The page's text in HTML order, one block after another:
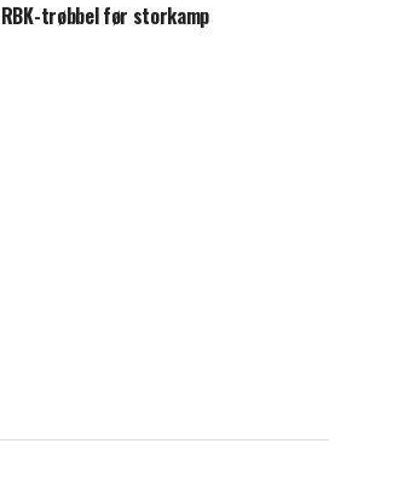
RBK-trøbbel før storkamp